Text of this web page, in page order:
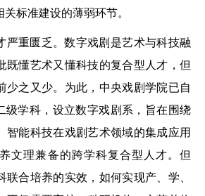
标准建设的薄弱环节。
严重匮乏。数字戏剧是艺术与科技融
既懂艺术又懂科技的复合型人才，但
少之又少。为此，中央戏剧学院已自
级学科，设立数字戏剧系，旨在围绕
智能科技在戏剧艺术领域的集成应用
文理兼备的跨学科复合型人才。但
联合培养的实效，如何实现产、学、